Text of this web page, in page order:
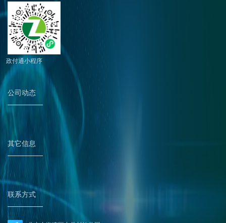
政付通小程序
公司动态
其它信息
联系方式